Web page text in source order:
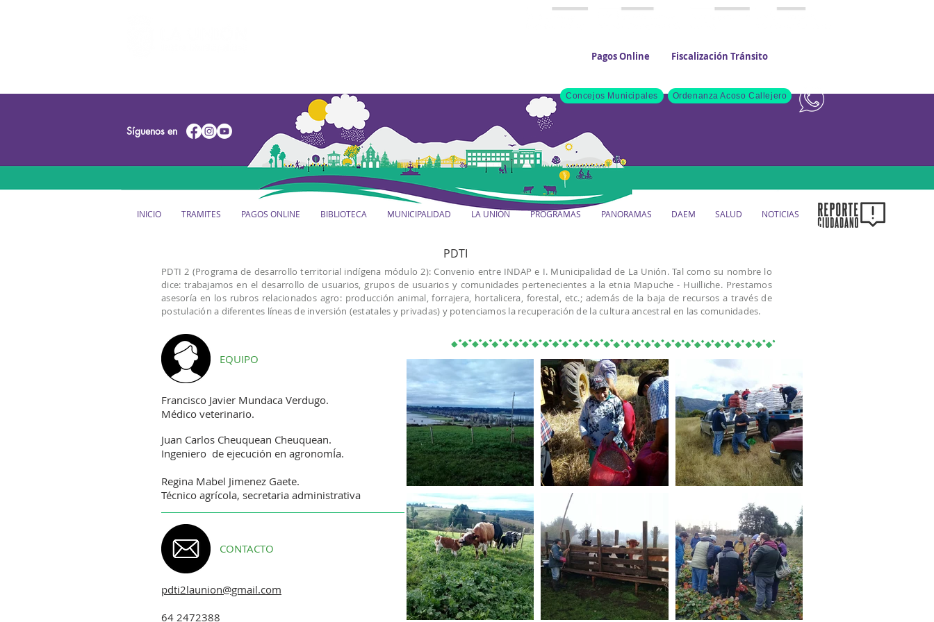
Pagos Online Fiscalización Tránsito
Concejos Municipales
Síguenos en
INICIO TRAMITES PAGOS ONLINE BIBLIOTECA MUNICIPALIDAD LA UNIÓN PROGRAMAS PANORAMAS DAEM SALUD NOTICIAS
Ordenanza Acoso Callejero
PDTI
PDTI 2 (Programa de desarrollo territorial indígena módulo 2): Convenio entre INDAP e I. Municipalidad de La Unión. Tal como su nombre lo
dice: trabajamos en el desarrollo de usuarios, grupos de usuarios y comunidades pertenecientes a la etnia Mapuche - Huilliche. Prestamos
asesoría en los rubros relacionados agro: producción animal, forrajera, hortalicera, forestal, etc.; además de la baja de recursos a través de
postulación a diferentes líneas de inversión (estatales y privadas) y potenciamos la recuperación de la cultura ancestral en las comunidades.
EQUIPO
Francisco Javier Mundaca Verdugo.
Médico veterinario.
Juan Carlos Cheuquean Cheuquean.
Ingeniero de ejecución en agronomÍa.
Regina Mabel Jimenez Gaete.
Técnico agrícola, secretaria administrativa
CONTACTO
pdti2launion@gmail.com
64 2472388